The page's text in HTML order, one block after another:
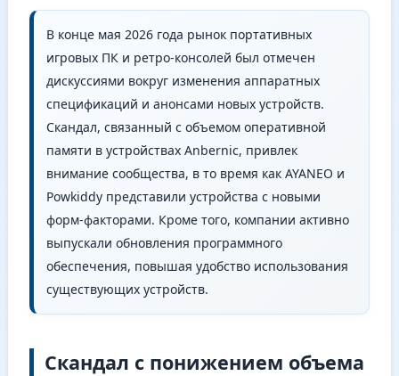
В конце мая 2026 года рынок портативных
игровых ПК и ретро-консолей был отмечен
дискуссиями вокруг изменения аппаратных
спецификаций и анонсами новых устройств.
Скандал, связанный с объемом оперативной
памяти в устройствах Anbernic, привлек
внимание сообщества, в то время как AYANEO и
Powkiddy представили устройства с новыми
форм-факторами. Кроме того, компании активно
выпускали обновления программного
обеспечения, повышая удобство использования
существующих устройств.
Скандал с понижением объема